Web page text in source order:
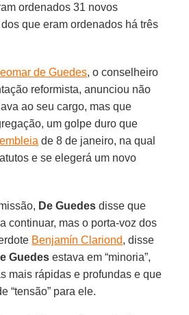
ordenados 31 novos
que eram ordenados há três
de Guedes, o conselheiro
reformista, anunciou não
ao seu cargo, mas que
um golpe duro que
de 8 de janeiro, na qual
e se elegerá um novo
De Guedes disse que
continuar, mas o porta-voz dos
Benjamín Clariond, disse
Guedes estava em “minoria”,
mais rápidas e profundas e que
“tensão” para ele.